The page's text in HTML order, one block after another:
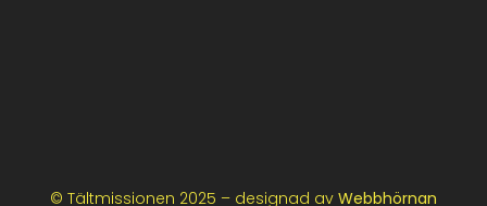
© Tältmissionen 2025 – designad av Webbhörnan